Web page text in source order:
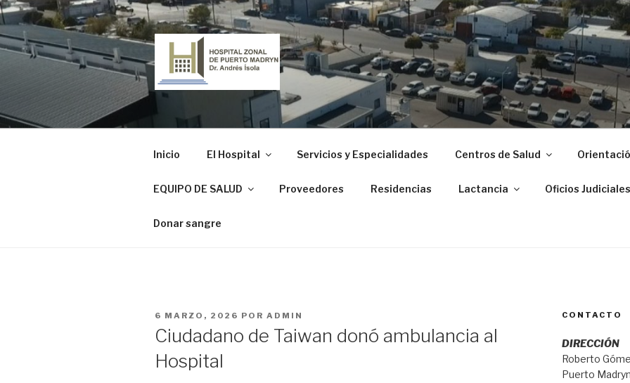
Ir
al
contenido
HOSPITAL ZONAL DE PUERTO
Inicio El Hospital Servicios y Especialidades Centros de Salud
EQUIPO DE SALUD Proveedores Residencias Lactancia Oficios Judiciales
Donar sangre
PUBLICADO
6 MARZO, 2026 POR ADMIN
Ciudadano de Taiwan donó ambulancia al
Hospital
CONTACTO
DIRECCIÓN
Roberto
Puerto